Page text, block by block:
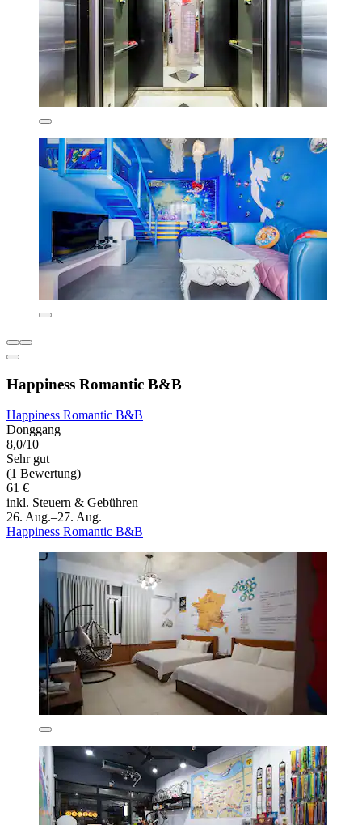
Happiness Romantic B&B
Happiness Romantic B&B
Donggang
8,0/10
Sehr gut
(1 Bewertung)
61 €
inkl. Steuern & Gebühren
26. Aug.–27. Aug.
Happiness Romantic B&B